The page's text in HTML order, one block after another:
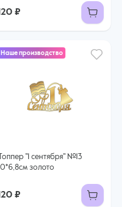
120 ₽
Наше производство
Топпер "1 сентября" №13
10*6,8см золото
120 ₽